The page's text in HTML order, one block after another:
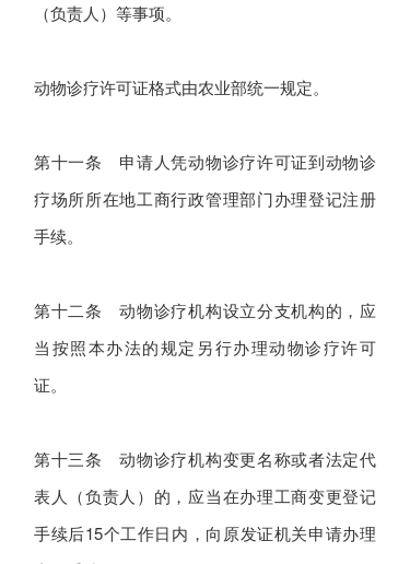
（负责人）等事项。
动物诊疗许可证格式由农业部统一规定。
第十一条 申请人凭动物诊疗许可证到动物诊
疗场所所在地工商行政管理部门办理登记注册
手续。
第十二条 动物诊疗机构设立分支机构的，应
当按照本办法的规定另行办理动物诊疗许可
证。
第十三条 动物诊疗机构变更名称或者法定代
表人（负责人）的，应当在办理工商变更登记
手续后15个工作日内，向原发证机关申请办理